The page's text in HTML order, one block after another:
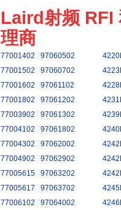
Laird射频 RFI
理商
77001402 97060502
77001502
97060702
77001602
97061102
77001802
97061202
77003902
97061302
77004102
97061802
77004302
97062002
77004902
97062902
77005615
97063202
77005617
97063702
77006102
97064002